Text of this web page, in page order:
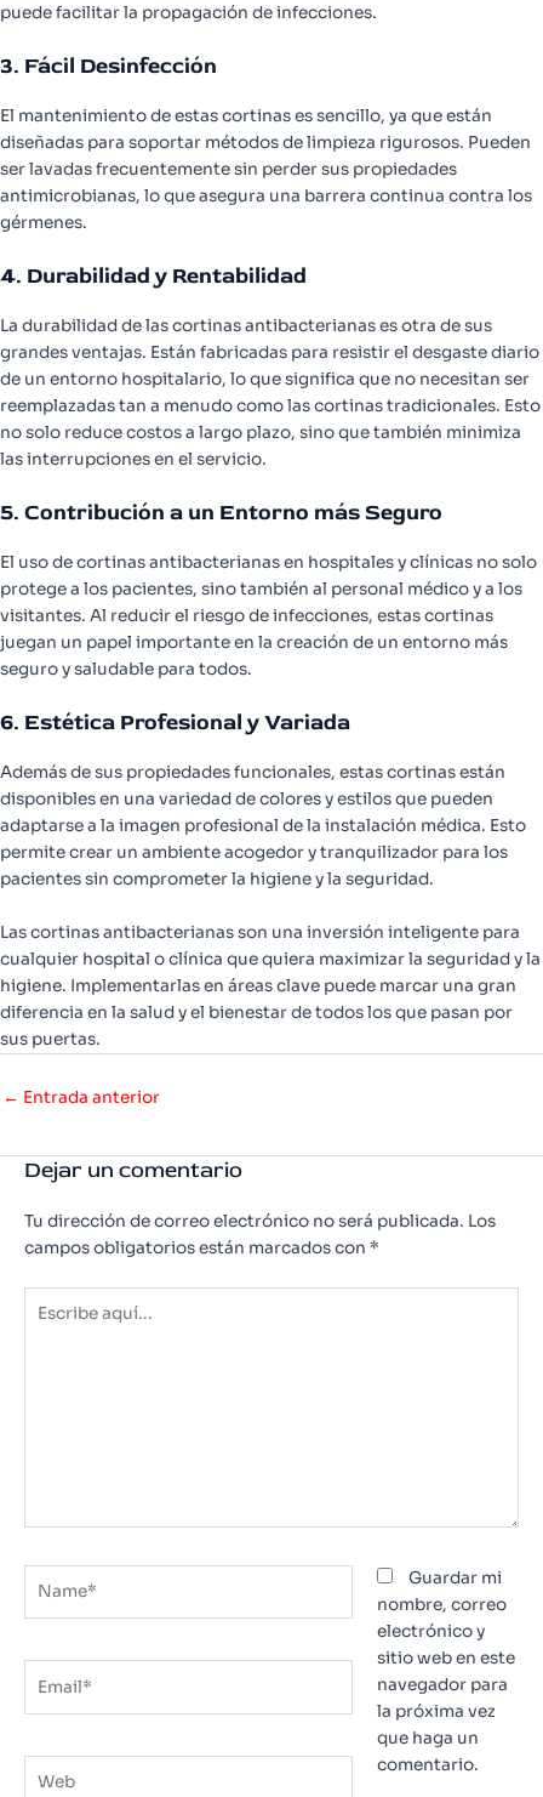
puede facilitar la propagación de infecciones.
3. Fácil Desinfección
El mantenimiento de estas cortinas es sencillo, ya que están
diseñadas para soportar métodos de limpieza rigurosos. Pueden
ser lavadas frecuentemente sin perder sus propiedades
antimicrobianas, lo que asegura una barrera continua contra los
gérmenes.
4. Durabilidad y Rentabilidad
La durabilidad de las cortinas antibacterianas es otra de sus
grandes ventajas. Están fabricadas para resistir el desgaste diario
de un entorno hospitalario, lo que significa que no necesitan ser
reemplazadas tan a menudo como las cortinas tradicionales. Esto
no solo reduce costos a largo plazo, sino que también minimiza
las interrupciones en el servicio.
5. Contribución a un Entorno más Seguro
El uso de cortinas antibacterianas en hospitales y clínicas no solo
protege a los pacientes, sino también al personal médico y a los
visitantes. Al reducir el riesgo de infecciones, estas cortinas
juegan un papel importante en la creación de un entorno más
seguro y saludable para todos.
6. Estética Profesional y Variada
Además de sus propiedades funcionales, estas cortinas están
disponibles en una variedad de colores y estilos que pueden
adaptarse a la imagen profesional de la instalación médica. Esto
permite crear un ambiente acogedor y tranquilizador para los
pacientes sin comprometer la higiene y la seguridad.
Las cortinas antibacterianas son una inversión inteligente para
cualquier hospital o clínica que quiera maximizar la seguridad y la
higiene. Implementarlas en áreas clave puede marcar una gran
diferencia en la salud y el bienestar de todos los que pasan por
sus puertas.
Navegación
← Entrada anterior
Dejar un comentario
Tu dirección de correo electrónico no será publicada. Los
campos obligatorios están marcados con *
aquí...
Guardar mi
nombre, correo
electrónico y
sitio web en este
navegador para
la próxima vez
que haga un
comentario.